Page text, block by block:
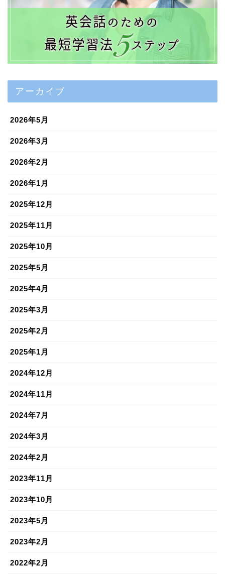
アーカイブ
2026年5月
2026年3月
2026年2月
2026年1月
2025年12月
2025年11月
2025年10月
2025年5月
2025年4月
2025年3月
2025年2月
2025年1月
2024年12月
2024年11月
2024年7月
2024年3月
2024年2月
2023年11月
2023年10月
2023年5月
2023年2月
2022年2月